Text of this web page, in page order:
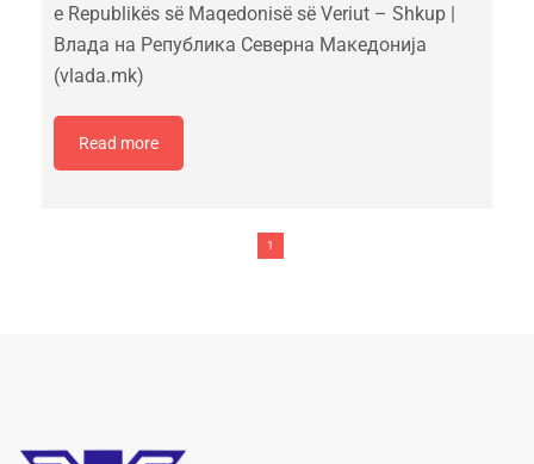
e Republikës së Maqedonisë së Veriut – Shkup |
Влада на Република Северна Македонија
(vlada.mk)
Read more
1